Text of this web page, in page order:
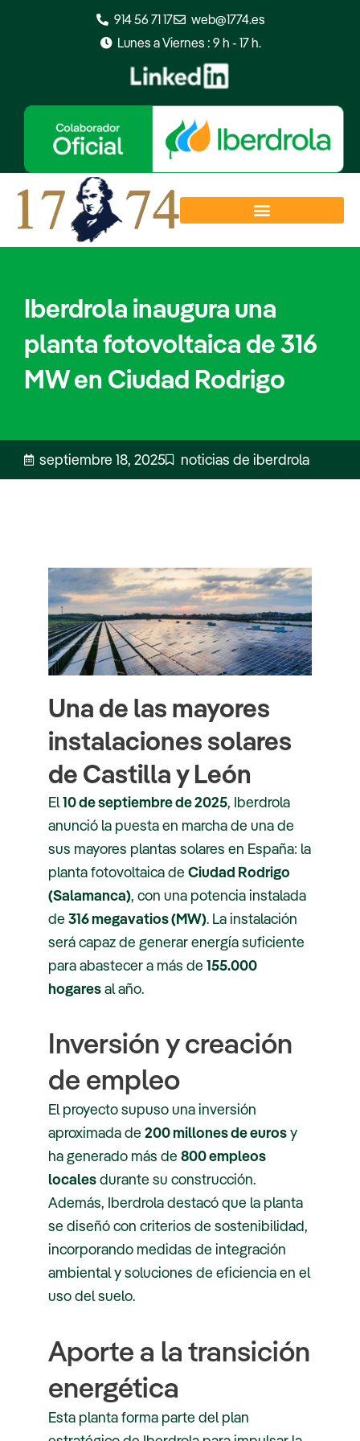
914 56 71 17
web@1774.es
Lunes a Viernes : 9 h - 17 h.
Iberdrola inaugura una
planta fotovoltaica de 316
MW en Ciudad Rodrigo
septiembre 18, 2025 noticias de iberdrola
Una de las mayores
instalaciones solares
de Castilla y León
El10 de septiembre de 2025, Iberdrola
anunció la puesta en marcha de una de
sus mayores plantas solares en España: la
planta fotovoltaica de Ciudad Rodrigo
(Salamanca), con una potencia instalada
de 316 megavatios (MW). La instalación
será capaz de generar energía suficiente
para abastecer a más de 155.000
hogaresal año.
Inversión y creación
de empleo
El proyecto supuso una inversión
aproximada de 200 millones de eurosy
ha generado más de 800 empleos
localesdurante su construcción.
Además, Iberdrola destacó que la planta
se diseñó con criterios de sostenibilidad,
incorporando medidas de integración
ambiental y soluciones de eficiencia en el
uso del suelo.
Aporte a la transición
energética
Esta planta forma parte del plan